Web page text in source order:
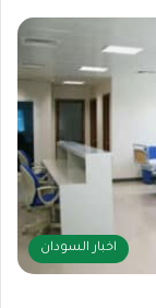
اخبار السودان